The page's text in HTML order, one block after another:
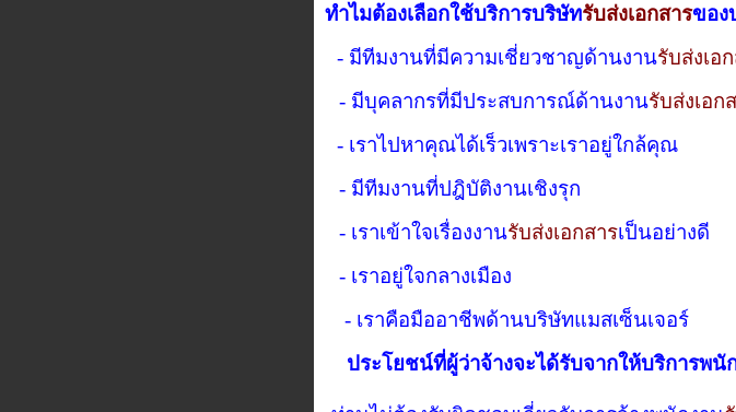
ทำไมต้องเลือกใช้บริการบริษัทรับส่งเอกสารของ
- มีทีมงานที่มีความเชี่ยวชาญด้านงานรับส่งเอ
- มีบุคลากรที่มีประสบการณ์ด้านงานรับส่งเอก
- เราไปหาคุณได้เร็วเพราะเราอยู่ใกล้คุณ
- มีทีมงานที่ปฎิบัติงานเชิงรุก
- เราเข้าใจเรื่องงานรับส่งเอกสารเป็นอย่างดี
- เราอยู่ใจกลางเมือง
- เราคือมืออาชีพด้านบริษัทแมสเซ็นเจอร์
ประโยชน์ที่ผู้ว่าจ้างจะได้รับจากให้บริการพนั